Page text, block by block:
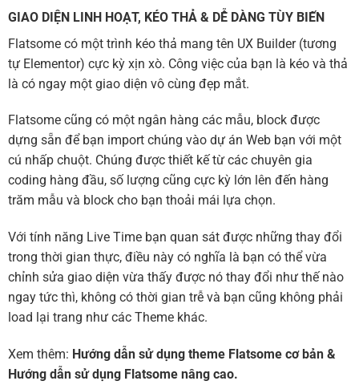
GIAO DIỆN LINH HOẠT, KÉO THẢ & DỄ DÀNG TÙY BIẾN
Flatsome có một trình kéo thả mang tên UX Builder (tương
tự Elementor) cực kỳ xịn xò. Công việc của bạn là kéo và thả
là có ngay một giao diện vô cùng đẹp mắt.
Flatsome cũng có một ngân hàng các mẫu, block được
dựng sẵn để bạn import chúng vào dự án Web bạn với một
cú nhấp chuột. Chúng được thiết kế từ các chuyên gia
coding hàng đầu, số lượng cũng cực kỳ lớn lên đến hàng
trăm mẫu và block cho bạn thoải mái lựa chọn.
Với tính năng Live Time bạn quan sát được những thay đổi
trong thời gian thực, điều này có nghĩa là bạn có thể vừa
chỉnh sửa giao diện vừa thấy được nó thay đổi như thế nào
ngay tức thì, không có thời gian trễ và bạn cũng không phải
load lại trang như các Theme khác.
Xem thêm: Hướng dẫn sử dụng theme Flatsome cơ bản &
Hướng dẫn sử dụng Flatsome nâng cao.